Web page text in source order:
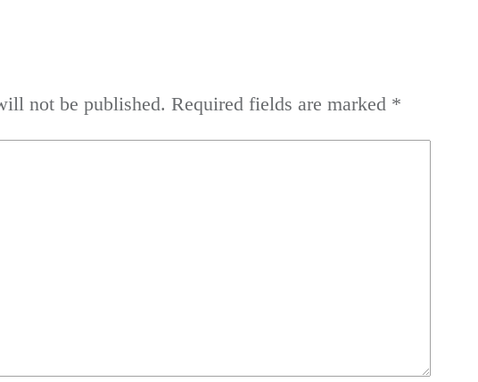
not be published. Required fields are marked *